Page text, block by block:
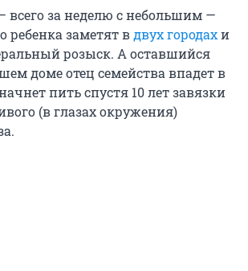
всего за неделю с небольшим —
ребенка заметят вдвух городахи
розыск. А оставшийся
доме отец семейства впадет в
пить спустя 10 лет завязки
(в глазах окружения)